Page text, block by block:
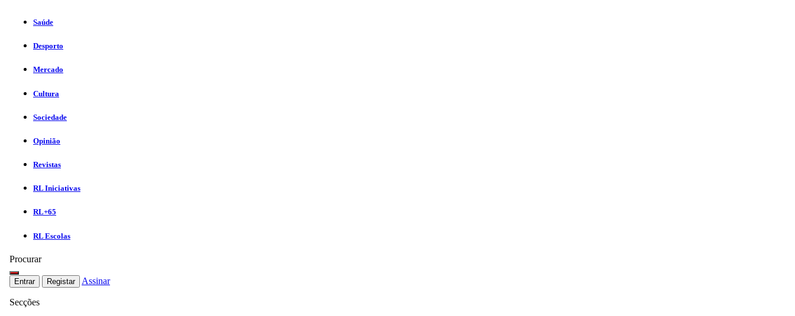
Saúde
Desporto
Mercado
Cultura
Sociedade
Opinião
Revistas
RL Iniciativas
RL+65
RL Escolas
Procurar
Entrar Registar Assinar
Secções